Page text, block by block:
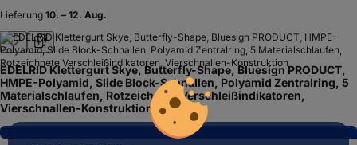
Lieferung 10. – 12. Aug.
EDELRID Klettergurt Skye, Butterfly-Shape, Bluesign PRODUCT,
HMPE-Polyamid, Slide Block-Schnallen, Polyamid Zentralring, 5
Materialschlaufen, Rotzeichnete Verschleißindikatoren,
Vierschnallen-Konstruktion
7,8